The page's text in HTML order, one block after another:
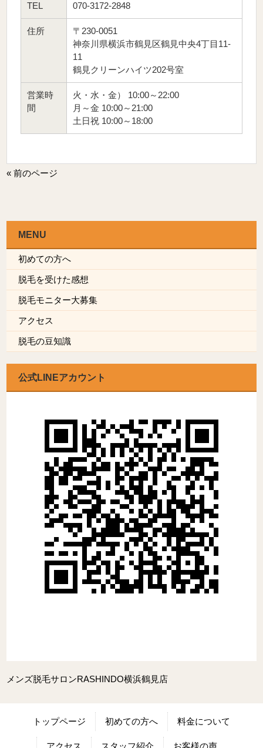
TEL
070-3172-2848
住所
〒230-0051
神奈川県横浜市鶴見区鶴見中央4丁目11-
11
鶴見クリーンハイツ202号室
営業時
間
火・水・金） 10:00～22:00
月～金 10:00～21:00
土日祝 10:00～18:00
« 前のページ
MENU
初めての方へ
脱毛を受けた感想
脱毛モニター大募集
アクセス
脱毛の豆知識
公式LINEアカウント
メンズ脱毛サロンRASHINDO横浜鶴見店
トップページ 初めての方へ 料金について